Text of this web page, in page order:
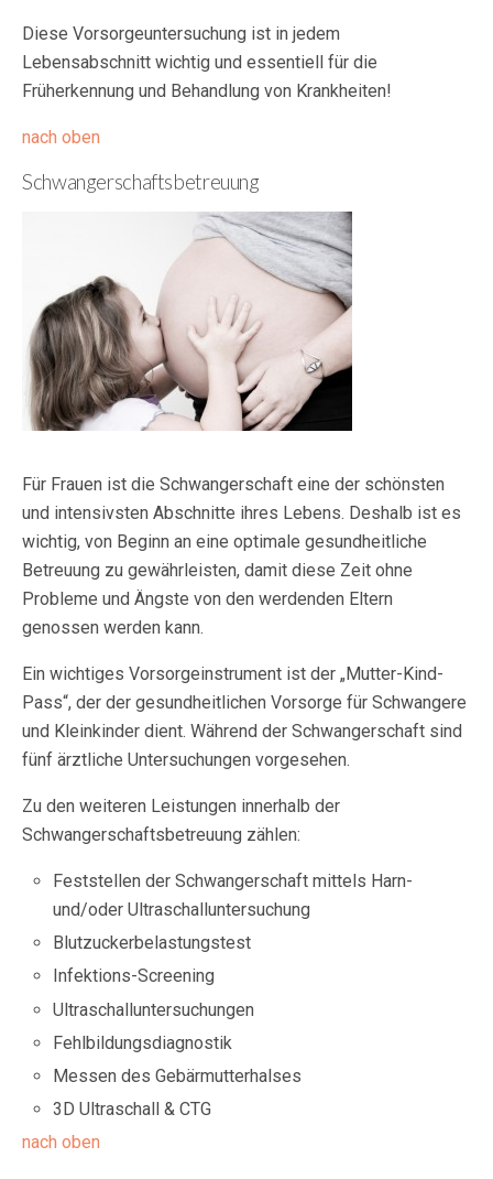
Diese Vorsorgeuntersuchung ist in jedem
Lebensabschnitt wichtig und essentiell für die
Früherkennung und Behandlung von Krankheiten!
nach oben
Schwangerschaftsbetreuung
Für Frauen ist die Schwangerschaft eine der schönsten
und intensivsten Abschnitte ihres Lebens. Deshalb ist es
wichtig, von Beginn an eine optimale gesundheitliche
Betreuung zu gewährleisten, damit diese Zeit ohne
Probleme und Ängste von den werdenden Eltern
genossen werden kann.
Ein wichtiges Vorsorgeinstrument ist der „Mutter-Kind-
Pass“, der der gesundheitlichen Vorsorge für Schwangere
und Kleinkinder dient. Während der Schwangerschaft sind
fünf ärztliche Untersuchungen vorgesehen.
Zu den weiteren Leistungen innerhalb der
Schwangerschaftsbetreuung zählen:
Feststellen der Schwangerschaft mittels Harn-
und/oder Ultraschalluntersuchung
Blutzuckerbelastungstest
Infektions-Screening
Ultraschalluntersuchungen
Fehlbildungsdiagnostik
Messen des Gebärmutterhalses
3D Ultraschall & CTG
nach oben